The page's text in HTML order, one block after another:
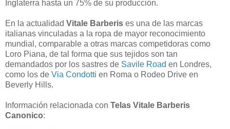
Inglaterra hasta un 75% de su producción.
En la actualidad Vitale Barberis es una de las marcas
italianas vinculadas a la ropa de mayor reconocimiento
mundial, comparable a otras marcas competidoras como
Loro Piana, de tal forma que sus tejidos son tan
demandados por los sastres de Savile Road en Londres,
como los de Via Condotti en Roma o Rodeo Drive en
Beverly Hills.
Información relacionada con Telas Vitale Barberis
Canonico: